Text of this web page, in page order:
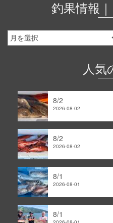
釣果情報
釣
果
人気
8/2
2026-08-02
8/2
2026-08-02
8/1
2026-08-01
8/1